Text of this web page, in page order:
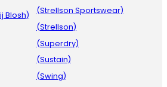
Blosh)
(Strellson Sportswear)
(Strellson)
(Superdry)
(Sustain)
(Swing)